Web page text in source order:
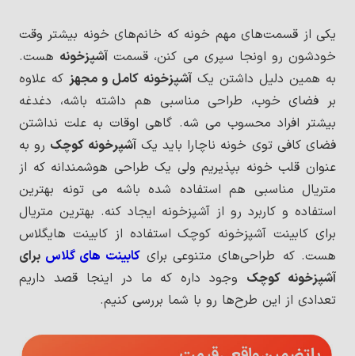
یکی از قسمت‌های مهم خونه که خانم‌های خونه بیشتر وقت
خودشون رو اونجا سپری می کنن، قسمت آشپزخونه هست.
به همین دلیل داشتن یکآشپزخونه کامل و مجهزکه علاوه
بر فضای خوب، طراحی مناسبی هم داشته باشه، دغدغه
بیشتر افراد محسوب می شه. گاهی اوقات به علت نداشتن
فضای کافی توی خونه ناچارا باید یکآشپرخونه کوچک رو به
عنوان قلب خونه بپذیریم ولی یک طراحی هوشمندانه که از
متریال مناسبی هم استفاده شده باشه می تونه بهترین
استفاده و کاربرد رو از آشپزخونه ایجاد کنه. بهترین متریال
برای کابینت آشپزخونه کوچک استفاده از کابینت هایگلاس
هست. که طراحی‌های متنوعی برای کابینت های گلاس برای
آشپزخونه کوچک وجود داره که ما در اینجا قصد داریم
تعدادی از این طرح‌ها رو با شما بررسی کنیم.